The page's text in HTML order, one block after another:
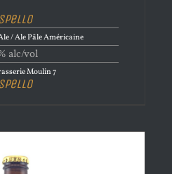
Spello
/ Ale Pâle Américaine
alc/vol
Moulin 7
Spello